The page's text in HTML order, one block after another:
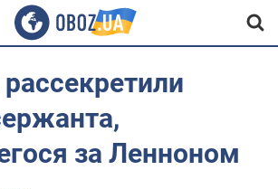
за Ленноном